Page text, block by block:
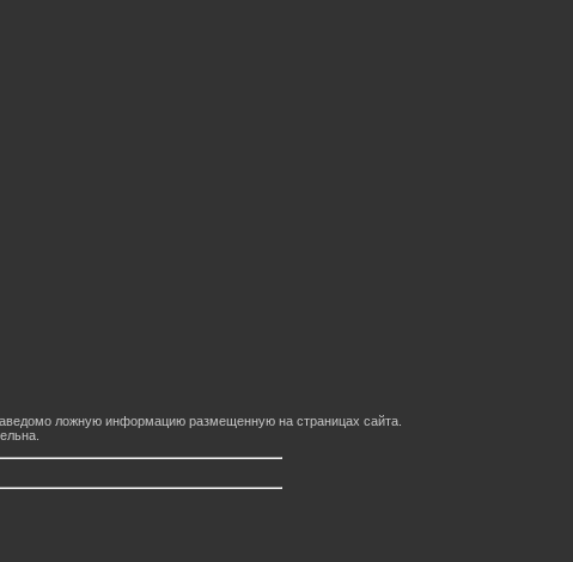
ложную информацию размещенную на страницах сайта.